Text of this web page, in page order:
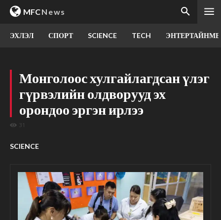
MFCNews
ЭХЛЭЛ СПОРТ SCIENCE TECH
Монголоос хулгайлагдсан үлэг
гүрвэлийн олдворууд эх
орондоо эргэн ирлээ
31
SCIENCE